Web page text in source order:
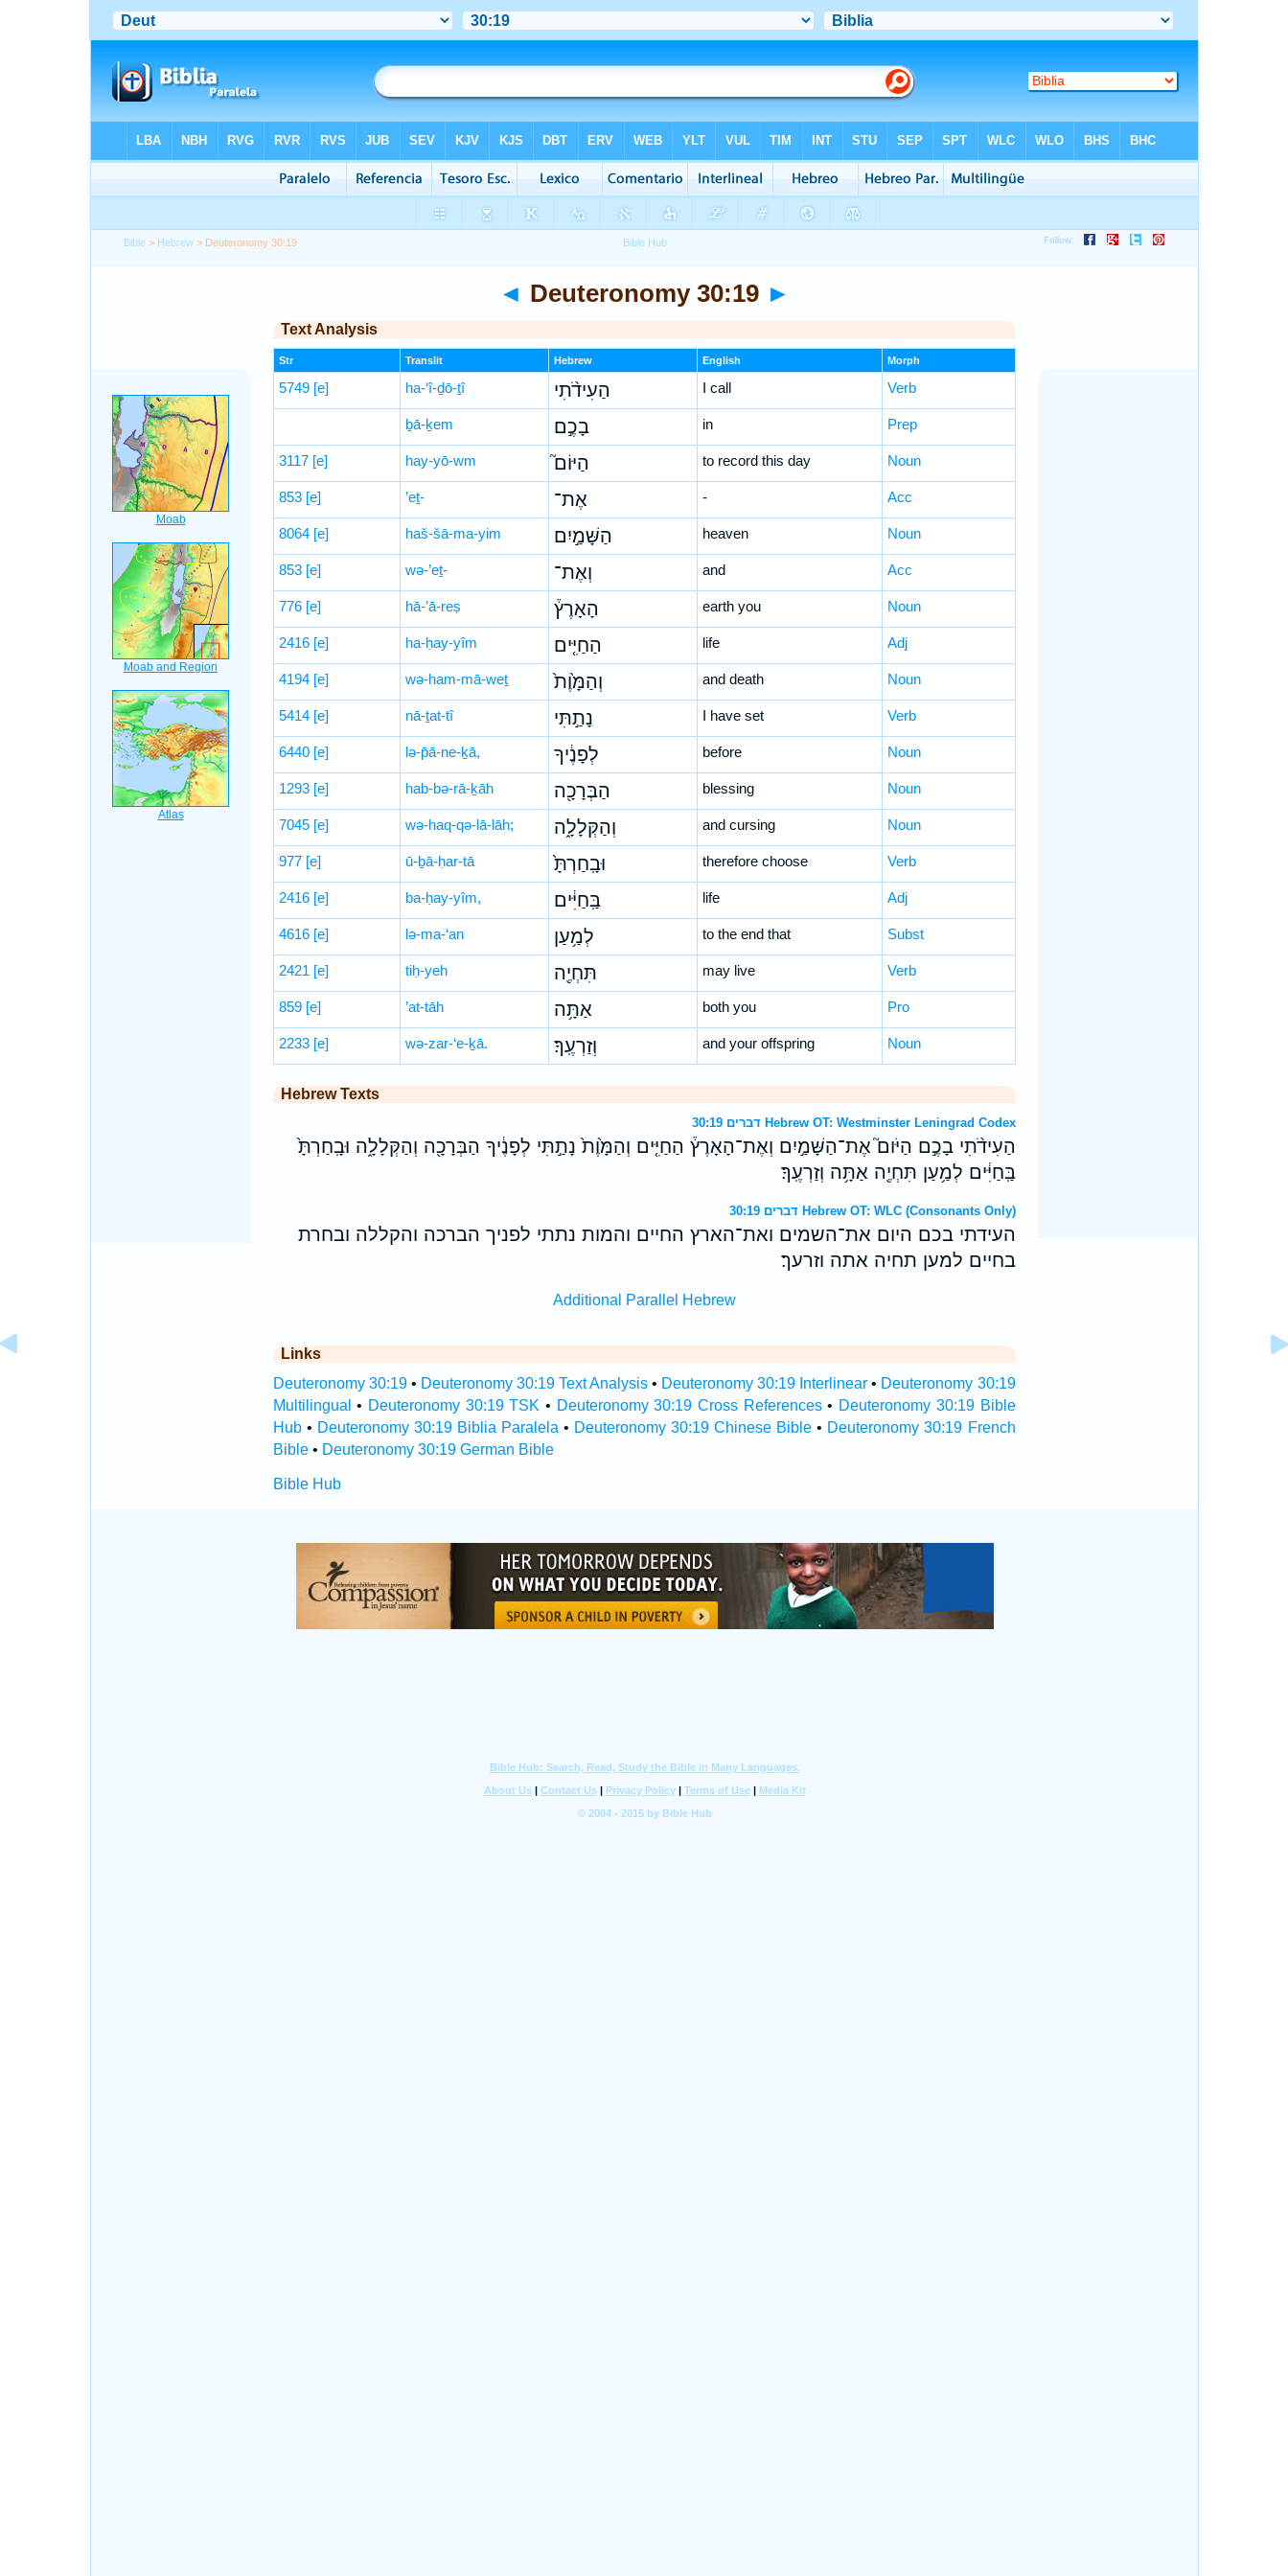
Bible > Hebrew > Deuteronomy 30:19
◄ Deuteronomy 30:19 ►
Text Analysis
Str Translit Hebrew English Morph
5749 [e] ha-‘î-ḏō-ṯî הַעִידֹ֨תִי I call Verb
ḇā-ḵem בָכֶ֣ם in Prep
3117 [e] hay-yō-wm הַיּוֹם֮ to record this day Noun
853 [e] ’eṯ- אֶת־ - Acc
8064 [e] haš-šā-ma-yim הַשָּׁמַ֣יִם heaven Noun
853 [e] wə-’eṯ- וְאֶת־ and Acc
776 [e] hā-’ā-reṣ הָאָרֶץ֒ earth you Noun
2416 [e] ha-ḥay-yîm הַחַיִּ֤ים life Adj
4194 [e] wə-ham-mā-weṯ וְהַמָּ֙וֶת֙ and death Noun
5414 [e] nā-ṯat-tî נָתַ֣תִּי I have set Verb
6440 [e] lə-p̄ā-ne-ḵā, לְפָנֶ֔יךָ before Noun
1293 [e] hab-bə-rā-ḵāh הַבְּרָכָ֖ה blessing Noun
7045 [e] wə-haq-qə-lā-lāh; וְהַקְּלָלָ֑ה and cursing Noun
977 [e] ū-ḇā-ḥar-tā וּבָֽחַרְתָּ֙ therefore choose Verb
2416 [e] ba-ḥay-yîm, בַּֽחַיִּ֔ים life Adj
4616 [e] lə-ma-‘an לְמַ֥עַן to the end that Subst
2421 [e] tiḥ-yeh תִּחְיֶ֖ה may live Verb
859 [e] ’at-tāh אַתָּ֥ה both you Pro
2233 [e] wə-zar-‘e-ḵā. וְזַרְעֶֽךָ׃ and your offspring Noun
Hebrew Texts
דברים 30:19 Hebrew OT: Westminster Leningrad Codex
הַעִידֹ֨תִי בָכֶ֣ם הַיֹּום֮ אֶת־הַשָּׁמַ֣יִם וְאֶת־הָאָרֶץ֒ הַחַיִּ֤ים וְהַמָּ֙וֶת֙ נָתַ֣תִּי לְפָנֶ֔יךָ הַבְּרָכָ֖ה וְהַקְּלָלָ֑ה וּבָֽחַרְתָּ֙
בַּֽחַיִּ֔ים לְמַ֥עַן תִּחְיֶ֖ה אַתָּ֥ה וְזַרְעֶֽךָ׃
דברים 30:19 Hebrew OT: WLC (Consonants Only)
העידתי בכם היום את־השמים ואת־הארץ החיים והמות נתתי לפניך הברכה והקללה ובחרת
בחיים למען תחיה אתה וזרעך׃
Additional Parallel Hebrew
Links
Deuteronomy 30:19• Deuteronomy 30:19 Text Analysis• Deuteronomy 30:19 Interlinear • Deuteronomy 30:19
Multilingual • Deuteronomy 30:19 TSK • Deuteronomy 30:19 Cross References• Deuteronomy 30:19 Bible
Hub• Deuteronomy 30:19 Biblia Paralela • Deuteronomy 30:19 Chinese Bible • Deuteronomy 30:19 French
Bible• Deuteronomy 30:19 German Bible
Bible Hub